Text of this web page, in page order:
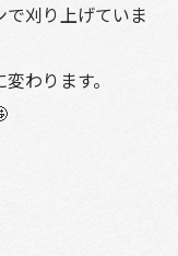
刈り上げていま
わります。